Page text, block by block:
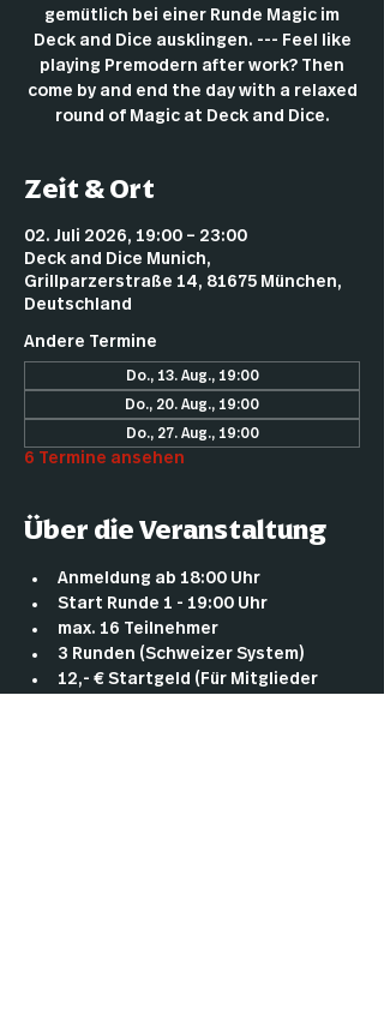
gemütlich bei einer Runde Magic im
Deck and Dice ausklingen. --- Feel like
playing Premodern after work? Then
come by and end the day with a relaxed
round of Magic at Deck and Dice.
Zeit & Ort
02. Juli 2026, 19:00 – 23:00
Deck and Dice Munich,
Grillparzerstraße 14, 81675 München,
Deutschland
Andere Termine
Do., 13. Aug., 19:00
Do., 20. Aug., 19:00
Do., 27. Aug., 19:00
6 Termine ansehen
Über die Veranstaltung
Anmeldung ab 18:00 Uhr
Start Runde 1 - 19:00 Uhr
max. 16 Teilnehmer
3 Runden (Schweizer System)
12,- € Startgeld (Für Mitglieder